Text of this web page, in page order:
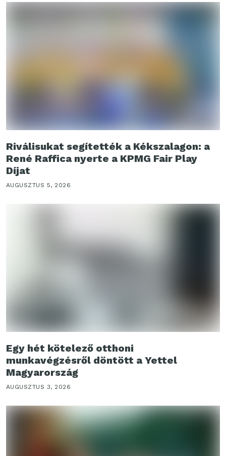
Riválisukat segítették a Kékszalagon: a
René Raffica nyerte a KPMG Fair Play
Díjat
AUGUSZTUS 5, 2026
Egy hét kötelező otthoni
munkavégzésről döntött a Yettel
Magyarország
AUGUSZTUS 3, 2026